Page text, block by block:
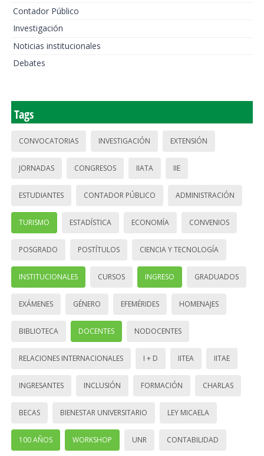
Contador Público
Investigación
Noticias institucionales
Debates
Tags
CONVOCATORIAS INVESTIGACIÓN EXTENSIÓN
JORNADAS CONGRESOS IIATA IIE
ESTUDIANTES CONTADOR PÚBLICO ADMINISTRACIÓN
TURISMO ESTADÍSTICA ECONOMÍA CONVENIOS
POSGRADO POSTÍTULOS CIENCIA Y TECNOLOGÍA
INSTITUCIONALES CURSOS INGRESO GRADUADOS
EXÁMENES GÉNERO EFEMÉRIDES HOMENAJES
BIBLIOTECA DOCENTES NODOCENTES
RELACIONES INTERNACIONALES I + D IITEA IITAE
INGRESANTES INCLUSIÓN FORMACIÓN CHARLAS
BECAS BIENESTAR UNIVERSITARIO LEY MICAELA
100 AÑOS WORKSHOP UNR CONTABILIDAD